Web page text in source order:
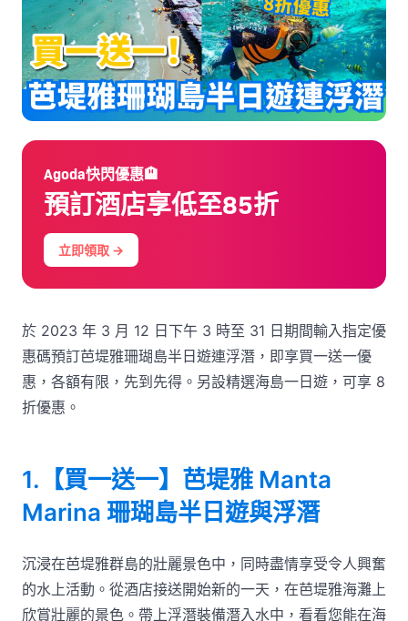
Agoda快閃優惠🏨
預訂酒店享低至85折
立即領取 →
於 2023 年 3 月 12 日下午 3 時至 31 日期間輸入指定優
惠碼預訂芭堤雅珊瑚島半日遊連浮潛，即享買一送一優
惠，各額有限，先到先得。另設精選海島一日遊，可享 8
折優惠。
1.【買一送一】芭堤雅 Manta
Marina 珊瑚島半日遊與浮潛
沉浸在芭堤雅群島的壯麗景色中，同時盡情享受令人興奮
的水上活動。從酒店接送開始新的一天，在芭堤雅海灘上
欣賞壯麗的景色。帶上浮潛裝備潛入水中，看看您能在海